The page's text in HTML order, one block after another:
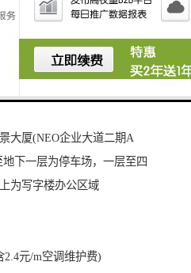
大厦(NEO企业大道二期A
下一层为停车场，一层至四
为写字楼办公区域
2.4元/m空调维护费)